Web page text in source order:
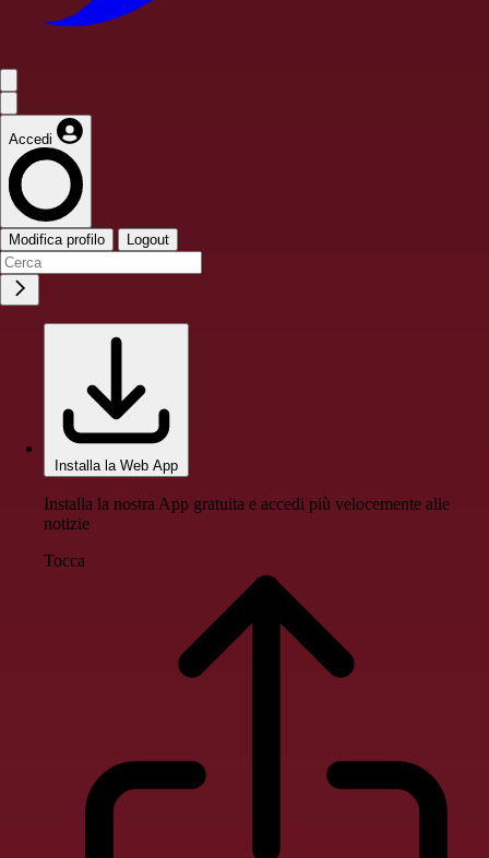
Accedi
Modifica profilo Logout
Installa la Web App
Installa la nostra App gratuita e accedi più velocemente alle
notizie
Tocca